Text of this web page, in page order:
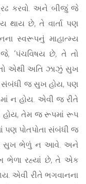
કરવો. અને બીજું જે
થાય છે, તે વાર્તા પણ
સ્વરૂપનું માહાત્મ્ય
‘પંચવિષય છે, તે તો
તો એથી અતિ ઝાઝું સુખ
સંબંધી જ સુખ હોય, પણ
ન હોય. એવી જ રીતે
હોય, તેમ જ રૂપમાં રૂપ
પોતપોતા સંબંધી જ
સુખ ભેળું ન આવે. અને
ભેળા રહ્યાં છે, તે એક
એવી રીતે ભગવાનના